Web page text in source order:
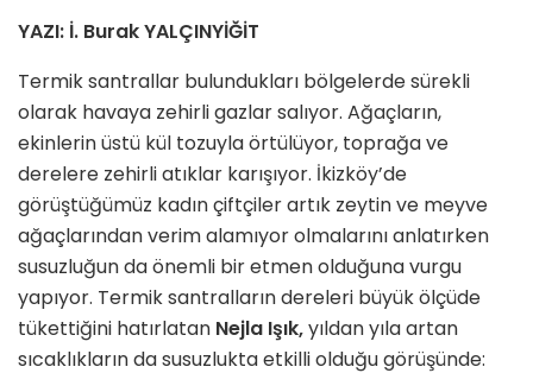
YAZI: İ. Burak YALÇINYİĞİT
Termik santrallar bulundukları bölgelerde sürekli
olarak havaya zehirli gazlar salıyor. Ağaçların,
ekinlerin üstü kül tozuyla örtülüyor, toprağa ve
derelere zehirli atıklar karışıyor. İkizköy’de
görüştüğümüz kadın çiftçiler artık zeytin ve meyve
ağaçlarından verim alamıyor olmalarını anlatırken
susuzluğun da önemli bir etmen olduğuna vurgu
yapıyor. Termik santralların dereleri büyük ölçüde
tükettiğini hatırlatan Nejla Işık,yıldan yıla artan
sıcaklıkların da susuzlukta etkilli olduğu görüşünde: